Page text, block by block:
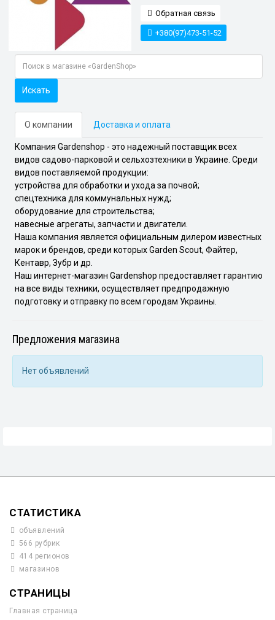
Обратная связь
+380(97)473-51-52
Искать
О компании Доставка и оплата
Компания Gardenshop - это надежный поставщик всех
видов садово-парковой и сельхозтехники в Украине. Среди
видов поставляемой продукции:
устройства для обработки и ухода за почвой;
спецтехника для коммунальных нужд;
оборудование для строительства;
навесные агрегаты, запчасти и двигатели.
Наша компания является официальным дилером известных
марок и брендов, среди которых Garden Scout, Файтер,
Кентавр, Зубр и др.
Наш интернет-магазин Gardenshop предоставляет гарантию
на все виды техники, осуществляет предпродажную
подготовку и отправку по всем городам Украины.
Предложения магазина
Нет объявлений
СТАТИСТИКА
объявлений
566 рубрик
414 регионов
магазинов
СТРАНИЦЫ
Главная страница